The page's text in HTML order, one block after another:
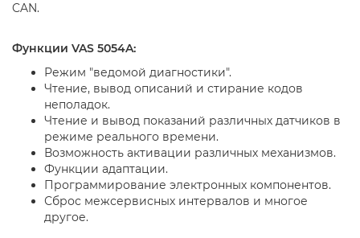
CAN.
Функции VAS 5054A:
Режим "ведомой диагностики".
Чтение, вывод описаний и стирание кодов
неполадок.
Чтение и вывод показаний различных датчиков в
режиме реального времени.
Возможность активации различных механизмов.
Функции адаптации.
Программирование электронных компонентов.
Сброс межсервисных интервалов и многое
другое.